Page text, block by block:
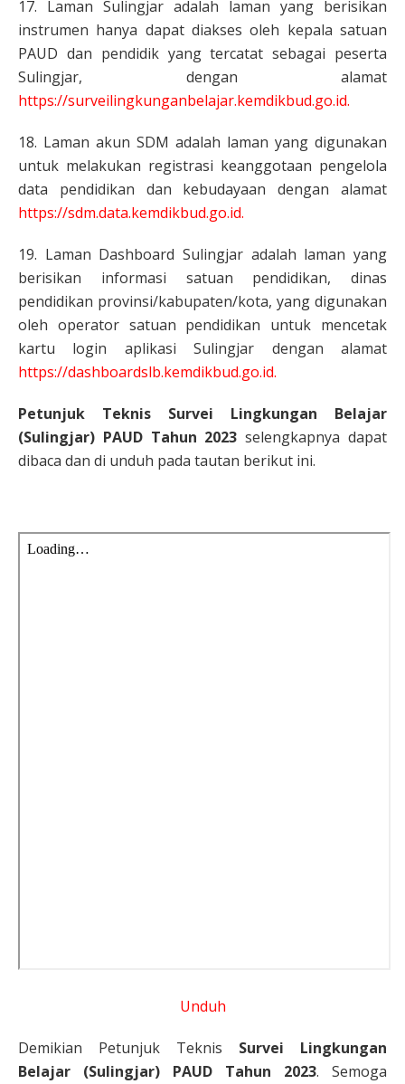
17. Laman Sulingjar adalah laman yang berisikan
instrumen hanya dapat diakses oleh kepala satuan
PAUD dan pendidik yang tercatat sebagai peserta
Sulingjar, dengan alamat
https://surveilingkunganbelajar.kemdikbud.go.id.
18. Laman akun SDM adalah laman yang digunakan
untuk melakukan registrasi keanggotaan pengelola
data pendidikan dan kebudayaan dengan alamat
https://sdm.data.kemdikbud.go.id.
19. Laman Dashboard Sulingjar adalah laman yang
berisikan informasi satuan pendidikan, dinas
pendidikan provinsi/kabupaten/kota, yang digunakan
oleh operator satuan pendidikan untuk mencetak
kartu login aplikasi Sulingjar dengan alamat
https://dashboardslb.kemdikbud.go.id.
Petunjuk Teknis Survei Lingkungan Belajar
(Sulingjar) PAUD Tahun 2023selengkapnya dapat
dibaca dan di unduh pada tautan berikut ini.
Unduh
Demikian Petunjuk Teknis Survei Lingkungan
Belajar (Sulingjar) PAUD Tahun 2023. Semoga